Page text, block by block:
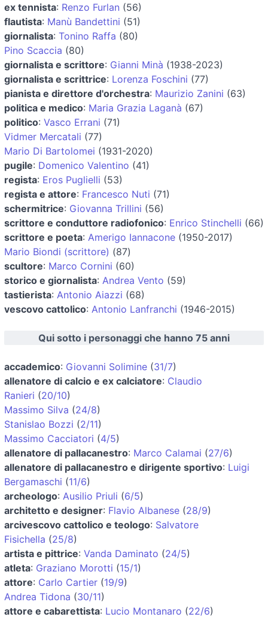
ex tennista: Renzo Furlan (56)
flautista: Manù Bandettini (51)
giornalista: Tonino Raffa (80)
Pino Scaccia (80)
giornalista e scrittore: Gianni Minà (1938-2023)
giornalista e scrittrice: Lorenza Foschini (77)
pianista e direttore d'orchestra: Maurizio Zanini (63)
politica e medico: Maria Grazia Laganà (67)
politico: Vasco Errani (71)
Vidmer Mercatali (77)
Mario Di Bartolomei (1931-2020)
pugile: Domenico Valentino (41)
regista: Eros Puglielli (53)
regista e attore: Francesco Nuti (71)
schermitrice: Giovanna Trillini (56)
scrittore e conduttore radiofonico: Enrico Stinchelli (66)
scrittore e poeta: Amerigo Iannacone (1950-2017)
Mario Biondi (scrittore) (87)
scultore: Marco Cornini (60)
storico e giornalista: Andrea Vento (59)
tastierista: Antonio Aiazzi (68)
vescovo cattolico: Antonio Lanfranchi (1946-2015)
Qui sotto i personaggi che hanno 75 anni
accademico: Giovanni Solimine (31/7)
allenatore di calcio e ex calciatore: Claudio
Ranieri (20/10)
Massimo Silva (24/8)
Stanislao Bozzi (2/11)
Massimo Cacciatori (4/5)
allenatore di pallacanestro: Marco Calamai (27/6)
allenatore di pallacanestro e dirigente sportivo: Luigi
Bergamaschi (11/6)
archeologo: Ausilio Priuli (6/5)
architetto e designer: Flavio Albanese (28/9)
arcivescovo cattolico e teologo: Salvatore
Fisichella (25/8)
artista e pittrice: Vanda Daminato (24/5)
atleta: Graziano Morotti (15/1)
attore: Carlo Cartier (19/9)
Andrea Tidona (30/11)
attore e cabarettista: Lucio Montanaro (22/6)